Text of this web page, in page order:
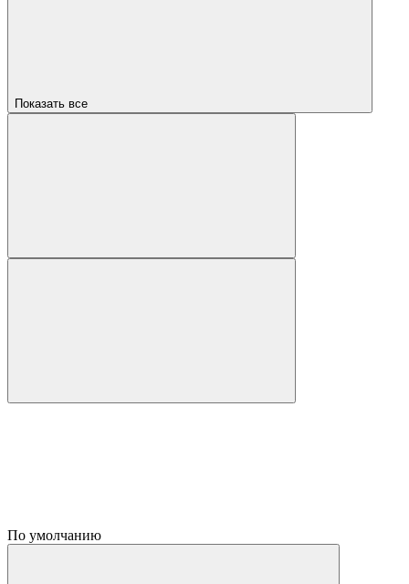
Показать все
По умолчанию